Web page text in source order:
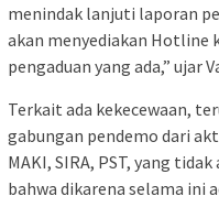
menindak lanjuti laporan
akan menyediakan Hotline
pengaduan yang ada,” ujar
Terkait ada kekecewaan,
gabungan pendemo dari
MAKI, SIRA, PST, yang
bahwa dikarena selama ini